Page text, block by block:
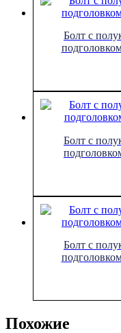
Болт с
Болт с
Болт с
Похожие